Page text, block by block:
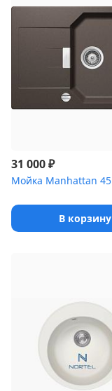
31 000₽
В корзину